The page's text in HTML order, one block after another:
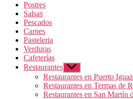
Postres
Salsas
Pescados
Carnes
Pasteleria
Verduras
Cafeterías
Restaurantes Mostrar
el
submenú
Restaurantes en Puerto
Restaurantes en Termas de
Restaurantes en San Martín